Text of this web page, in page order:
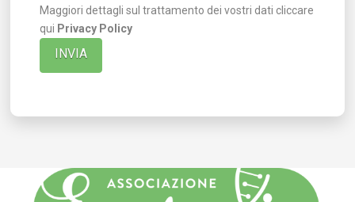
Maggiori dettagli sul trattamento dei vostri dati cliccare
qui Privacy Policy